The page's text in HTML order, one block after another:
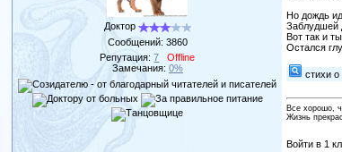
Доктор
Сообщений: 3860
Репутация:7
Offline
Замечания: 0%
Но дождь
Заблудшей
Вот так и
Остался
стихи о
Все хорошо,
Жизнь
Войти в 1